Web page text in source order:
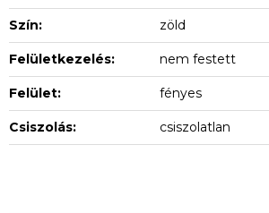
Szín: zöld
Felületkezelés: nem festett
Felület: fényes
Csiszolás: csiszolatlan